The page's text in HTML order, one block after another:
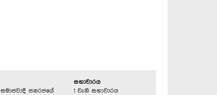
සමාජවාදී ජනරජයේ
සභාවාරය
1 වැනි සභාවාරය